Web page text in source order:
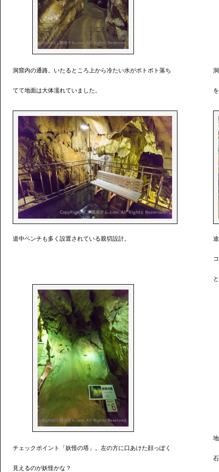
洞窟内の通路。いたるところ上から冷たい水がポトポト落ち
てて地面は大体濡れていました。
道中ベンチも多く設置されている親切設計。
チェックポイント「妖怪の塔」。左の方に口あけた顔っぽく
見えるのが妖怪かな？